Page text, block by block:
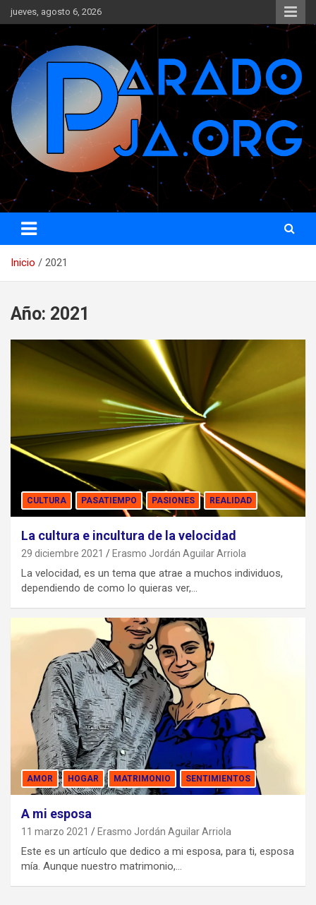
Saltar
al
jueves, agosto 6, 2026
Paradoja
www.paradoja.org
Inicio 2021
Año: 2021
CULTURA PASATIEMPO PASIONES REALIDAD
La cultura e incultura de la velocidad
29 diciembre 2021 Erasmo Jordán Aguilar Arriola
La velocidad, es un tema que atrae a muchos individuos,
dependiendo de como lo quieras ver,…
AMOR HOGAR MATRIMONIO SENTIMIENTOS
A mi esposa
11 marzo 2021 Erasmo Jordán Aguilar Arriola
Este es un artículo que dedico a mi esposa, para ti, esposa
mía. Aunque nuestro matrimonio,…